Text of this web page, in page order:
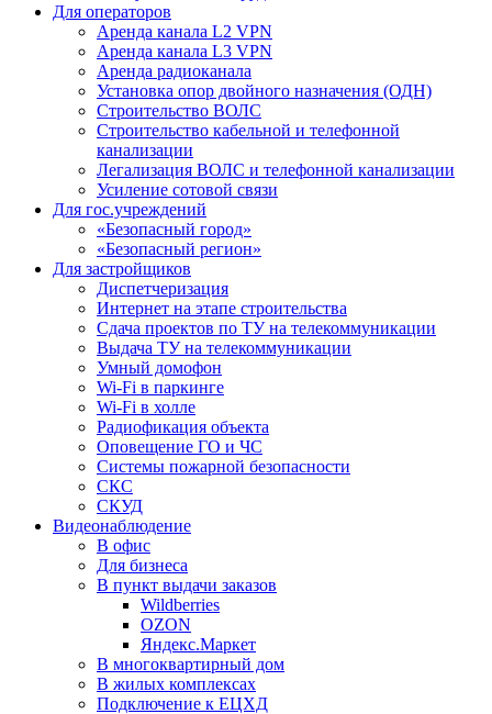
Для операторов
Аренда канала L2 VPN
Аренда канала L3 VPN
Аренда радиоканала
Установка опор двойного назначения (ОДН)
Строительство ВОЛС
Строительство кабельной и телефонной
канализации
Легализация ВОЛС и телефонной канализации
Усиление сотовой связи
Для гос.учреждений
«Безопасный город»
«Безопасный регион»
Для застройщиков
Диспетчеризация
Интернет на этапе строительства
Сдача проектов по ТУ на телекоммуникации
Выдача ТУ на телекоммуникации
Умный домофон
Wi-Fi в паркинге
Wi-Fi в холле
Радиофикация объекта
Оповещение ГО и ЧС
Системы пожарной безопасности
СКС
СКУД
Видеонаблюдение
В офис
Для бизнеса
В пункт выдачи заказов
Wildberries
OZON
Яндекс.Маркет
В многоквартирный дом
В жилых комплексах
Подключение к ЕЦХД